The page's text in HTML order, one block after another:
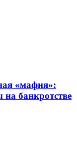
«мафия»:
банкротстве